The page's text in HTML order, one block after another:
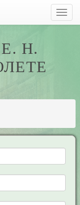
Н.